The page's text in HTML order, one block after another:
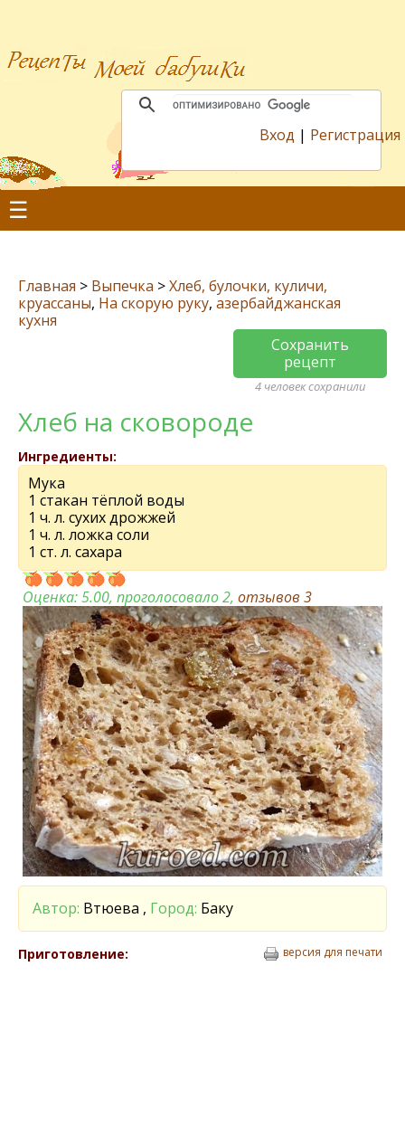
Вход | Регистрация
☰
Главная > Выпечка >Хлеб, булочки, куличи,
круассаны, На скорую руку, азербайджанская
кухня
Сохранить
рецепт
4 человек сохранили
Хлеб на сковороде
Ингредиенты:
Мука
1 стакан тёплой воды
1 ч. л. сухих дрожжей
1 ч. л. ложка соли
1 ст. л. cахара
Оценка:5.00, проголосовало 2, отзывов 3
Автор: Втюева , Город: Баку
Приготовление: версия для печати